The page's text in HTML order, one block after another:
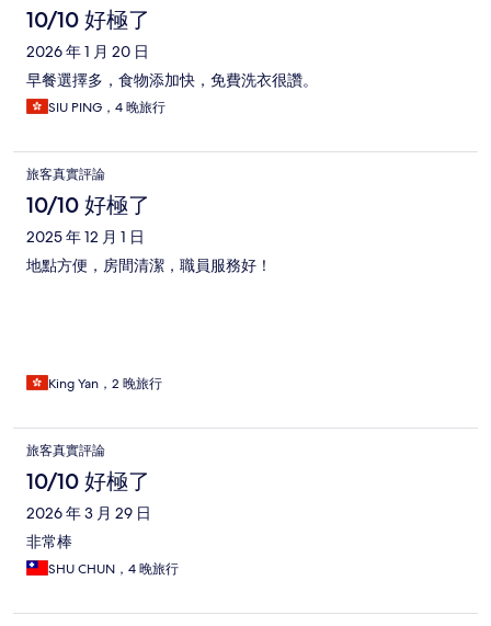
10/10 好極了
2026 年 1 月 20 日
早餐選擇多，食物添加快，免費洗衣很讚。
SIU PING，4 晚旅行
旅客真實評論
10/10 好極了
2025 年 12 月 1 日
地點方便，房間清潔，職員服務好！
King Yan，2 晚旅行
旅客真實評論
10/10 好極了
2026 年 3 月 29 日
非常棒
SHU CHUN，4 晚旅行